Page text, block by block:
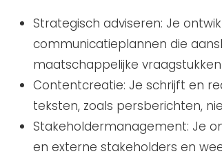
Strategisch adviseren: Je
communicatieplannen die
maatschappelijke vraagstukken.
Contentcreatie: Je schrijft en
teksten, zoals persberichten,
Stakeholdermanagement: Je
en externe stakeholders en